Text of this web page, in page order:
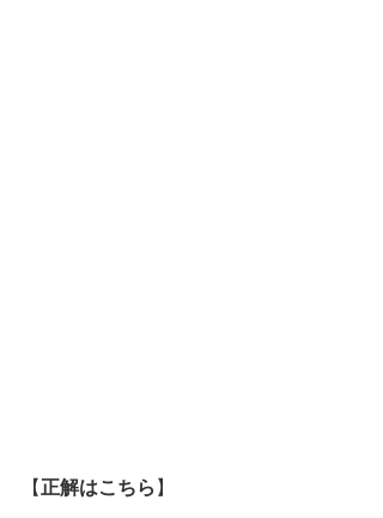
【 正解はこちら 】